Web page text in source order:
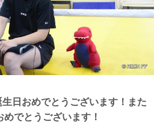
日おめでとうございます！また
でとうございます！